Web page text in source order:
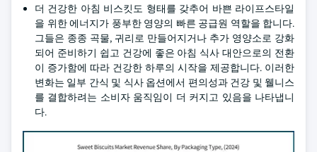
더 건강한 아침 비스킷도 형태를 갖추어 바쁜 라이프스타일
을 위한 에너지가 풍부한 영양의 빠른 공급원 역할을 합니다.
그들은 종종 곡물, 귀리로 만들어지거나 추가 영양소로 강화
되어 준비하기 쉽고 건강에 좋은 아침 식사 대안으로의 전환
이 증가함에 따라 건강한 하루의 시작을 제공합니다. 이러한
변화는 일부 간식 및 식사 옵션에서 편의성과 건강 및 웰니스
를 결합하려는 소비자 움직임이 더 커지고 있음을 나타냅니
다.